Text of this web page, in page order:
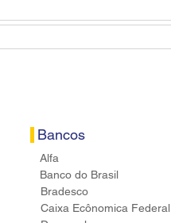
Bancos
Alfa
Banco do Brasil
Bradesco
Caixa Ecônomica Federal